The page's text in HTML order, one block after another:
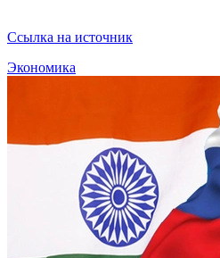
Ссылка на источник
Экономика